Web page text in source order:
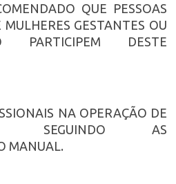
QUE PESSOAS
GESTANTES OU
PARTICIPEM DESTE
NA OPERAÇÃO DE
SEGUINDO AS
MANUAL.